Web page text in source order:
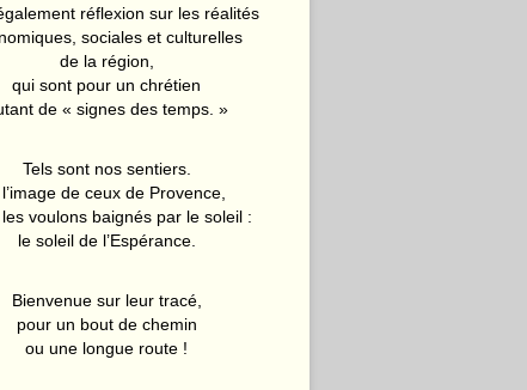
réflexion sur les réalités
sociales et culturelles
de la région,
qui sont pour un chrétien
de « signes des temps. »
Tels sont nos sentiers.
de ceux de Provence,
voulons baignés par le soleil :
le soleil de l’Espérance.
Bienvenue sur leur tracé,
pour un bout de chemin
ou une longue route !